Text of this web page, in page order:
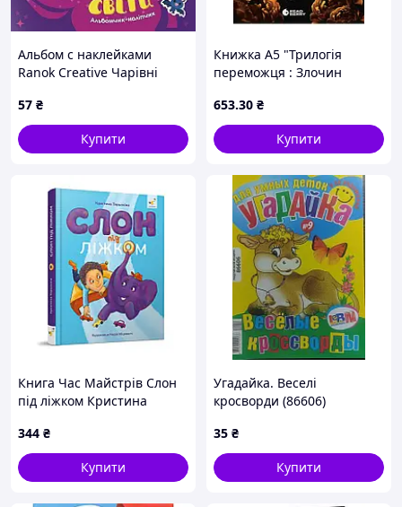
Альбом с наклейками
Ranok Creative Чарівні
Дракони. Прибульці 10 с
(93223)
57 ₴
Купити
Книжка А5 "Трилогія
переможця : Злочин
653.30 ₴
Купити
Книга Час Майстрів Слон
під ліжком Кристина
344 ₴
Купити
Угадайка. Веселі
кросворди (86606)
35 ₴
Купити